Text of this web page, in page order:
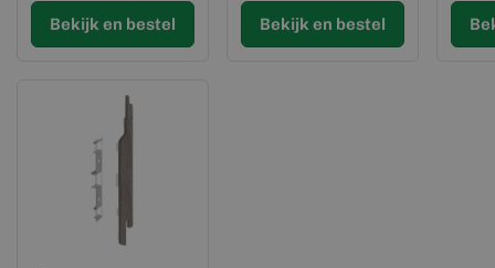
Bekijk en bestel Bekijk en bestel